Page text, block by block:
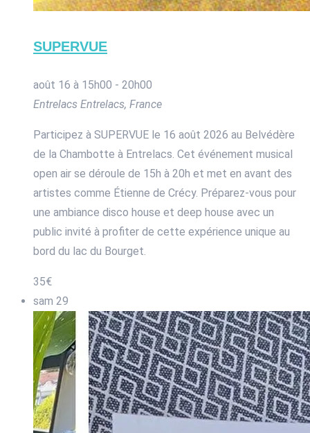
SUPERVUE
août 16 à 15h00 - 20h00
Entrelacs Entrelacs, France
Participez à SUPERVUE le 16 août 2026 au Belvédère
de la Chambotte à Entrelacs. Cet événement musical
open air se déroule de 15h à 20h et met en avant des
artistes comme Étienne de Crécy. Préparez-vous pour
une ambiance disco house et deep house avec un
public invité à profiter de cette expérience unique au
bord du lac du Bourget.
35€
sam 29